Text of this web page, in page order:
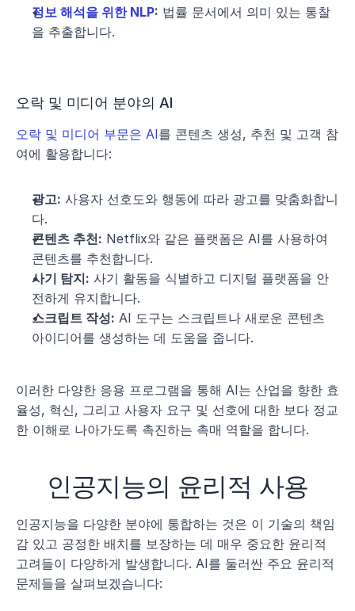
정보 해석을 위한 NLP: 법률 문서에서 의미 있는 통찰
을 추출합니다.
오락 및 미디어 분야의 AI
오락 및 미디어 부문은 AI를 콘텐츠 생성, 추천 및 고객 참
여에 활용합니다:
광고: 사용자 선호도와 행동에 따라 광고를 맞춤화합니
다.
콘텐츠 추천: Netflix와 같은 플랫폼은 AI를 사용하여
콘텐츠를 추천합니다.
사기 탐지: 사기 활동을 식별하고 디지털 플랫폼을 안
전하게 유지합니다.
스크립트 작성: AI 도구는 스크립트나 새로운 콘텐츠
아이디어를 생성하는 데 도움을 줍니다.
이러한 다양한 응용 프로그램을 통해 AI는 산업을 향한 효
율성, 혁신, 그리고 사용자 요구 및 선호에 대한 보다 정교
한 이해로 나아가도록 촉진하는 촉매 역할을 합니다.
인공지능의 윤리적 사용
인공지능을 다양한 분야에 통합하는 것은 이 기술의 책임
감 있고 공정한 배치를 보장하는 데 매우 중요한 윤리적
고려들이 다양하게 발생합니다. AI를 둘러싼 주요 윤리적
문제들을 살펴보겠습니다: